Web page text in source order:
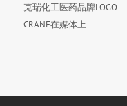
克瑞化工医药品牌LOGO
CRANE在媒体上